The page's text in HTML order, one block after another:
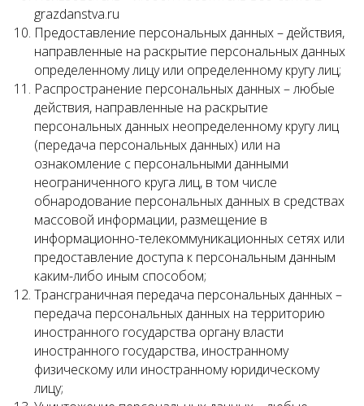
grazdanstva.ru
Предоставление персональных данных – действия,
направленные на раскрытие персональных данных
определенному лицу или определенному кругу лиц;
Распространение персональных данных – любые
действия, направленные на раскрытие
персональных данных неопределенному кругу лиц
(передача персональных данных) или на
ознакомление с персональными данными
неограниченного круга лиц, в том числе
обнародование персональных данных в средствах
массовой информации, размещение в
информационно-телекоммуникационных сетях или
предоставление доступа к персональным данным
каким-либо иным способом;
Трансграничная передача персональных данных –
передача персональных данных на территорию
иностранного государства органу власти
иностранного государства, иностранному
физическому или иностранному юридическому
лицу;